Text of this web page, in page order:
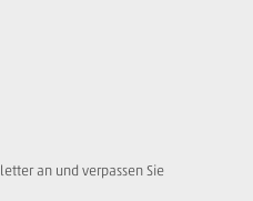
an und verpassen Sie